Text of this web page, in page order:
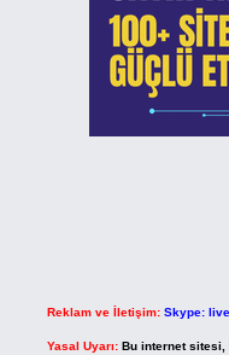
Reklam ve İletişim: Skype:
Yasal Uyarı: Bu internet